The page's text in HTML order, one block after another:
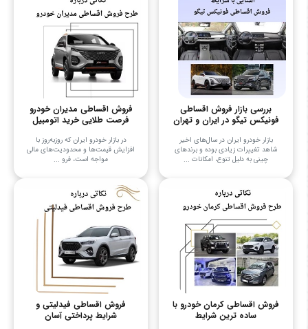
بررسی بازار فروش اقساطی
فونیکس تیگو در ایران و تهران
بازار خودرو ایران در سال‌های اخیر
شاهد تغییرات زیادی بوده و برندهای
چینی به دلیل تنوع، امکانات ...
فروش اقساطی مدیران خودرو
فرصت طلایی خرید اتومبیل
در بازار خودرو ایران که روزبه‌روز با
افزایش قیمت‌ها و محدودیت‌های مالی
مواجه است، فرو ...
فروش اقساطی کرمان خودرو با
ساده ترین شرایط
فروش اقساطی فیدلیتی و
شرایط پرداختی آسان